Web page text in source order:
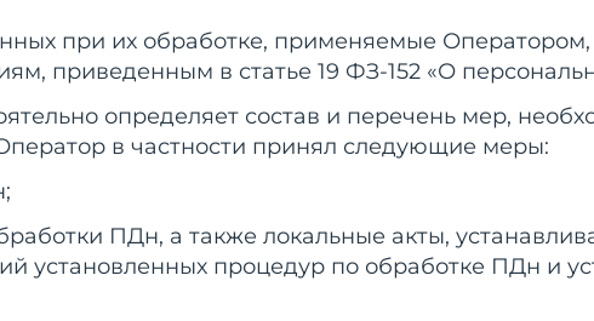
при их обработке, применяемые
приведенным в статье 19 ФЗ-152 «О
определяет состав и перечень мер,
в частности принял следующие меры:
ПДн, а также локальные акты,
процедур по обработке ПДн и